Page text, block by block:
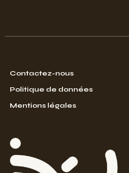
Contactez-nous
Politique de données
Mentions légales